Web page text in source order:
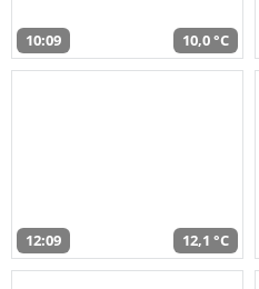
10:09 10,0 °C
12:09 12,1 °C